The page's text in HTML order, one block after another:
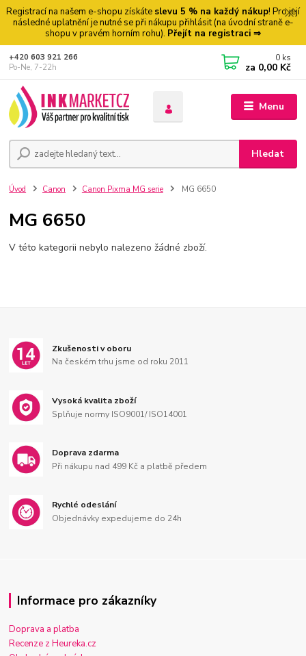
Registrací na našem e-shopu získáte slevu 5 % na každý nákup! Pro její
následné uplatnění je nutné se při nákupu přihlásit (na úvodní straně e-
shopu v pravém horním rohu). Přejít na registraci ⇒
Menu
Hledat
+420 603 921 266
Po-Ne, 7-22h
0 ks
za 0,00 Kč
Úvod Canon Canon Pixma MG serie MG 6650
MG 6650
V této kategorii nebylo nalezeno žádné zboží.
Zkušenosti v oboru
Na českém trhu jsme od roku 2011
Vysoká kvalita zboží
Splňuje normy ISO9001/ ISO14001
Doprava zdarma
Při nákupu nad 499 Kč a platbě předem
Rychlé odeslání
Objednávky expedujeme do 24h
Informace pro zákazníky
Doprava a platba
Recenze z Heureka.cz